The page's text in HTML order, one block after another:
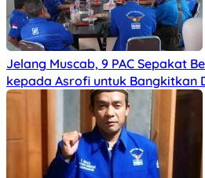
Jelang Muscab, 9 PAC Sepakat
kepada Asrofi untuk Bangkitkan